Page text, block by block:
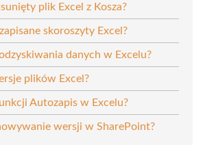
plik Excel z Kosza?
skoroszyty Excel?
danych w Excelu?
plików Excel?
Autozapis w Excelu?
wersji w SharePoint?